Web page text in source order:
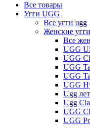
Все товары
Угги UGG
Все угги ugg
Женские угги
Все
UGG
UGG
UGG
UGG
UGG
Ugg
Ugg
UGG
UGG